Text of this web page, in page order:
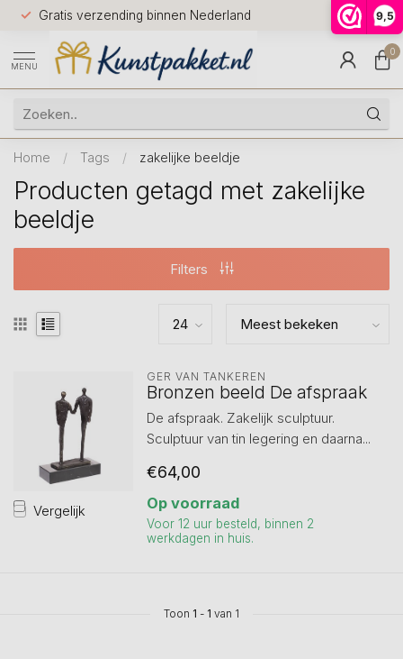
9,5
Gratis verzending binnen Nederland
Voor
huis
9.5
MENU
0
Home / Tags / zakelijke beeldje
Producten getagd met zakelijke
beeldje
Filters
Vergelijk
GER VAN TANKEREN
Bronzen beeld De afspraak
De afspraak. Zakelijk sculptuur.
Sculptuur van tin legering en daarna...
€64,00
Op voorraad
Voor 12 uur besteld, binnen 2
werkdagen in huis.
Toon 1 - 1 van 1